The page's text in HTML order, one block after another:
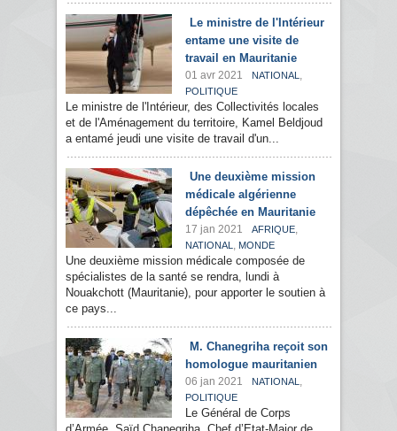
Le ministre de l'Intérieur
entame une visite de
travail en Mauritanie
01 avr 2021 NATIONAL ,
POLITIQUE
Le ministre de l'Intérieur, des Collectivités locales
et de l'Aménagement du territoire, Kamel Beldjoud
a entamé jeudi une visite de travail d'un...
Une deuxième mission
médicale algérienne
dépêchée en Mauritanie
17 jan 2021 AFRIQUE,
NATIONAL , MONDE
Une deuxième mission médicale composée de
spécialistes de la santé se rendra, lundi à
Nouakchott (Mauritanie), pour apporter le soutien à
ce pays...
M. Chanegriha reçoit son
homologue mauritanien
06 jan 2021 NATIONAL ,
POLITIQUE
Le Général de Corps